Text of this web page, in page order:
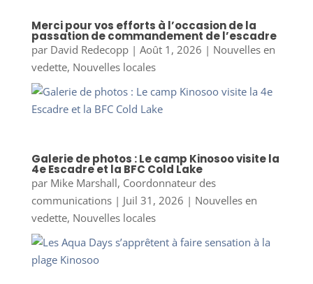
Merci pour vos efforts à l’occasion de la
passation de commandement de l’escadre
par David Redecopp| Août 1, 2026 | Nouvelles en
vedette, Nouvelles locales
Galerie de photos : Le camp Kinosoo visite la
4e Escadre et la BFC Cold Lake
par Mike Marshall, Coordonnateur des
communications| Juil 31, 2026 | Nouvelles en
vedette, Nouvelles locales